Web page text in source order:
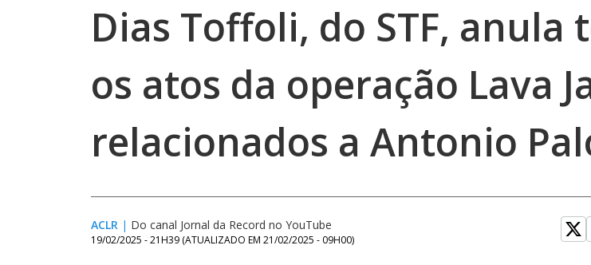
Dias Toffoli, do STF, anula
os atos da operação Lava
relacionados a Antonio
ACLR | Do canal Jornal da Record no YouTube
19/02/2025 - 21H39 (ATUALIZADO EM 21/02/2025 - 09H00)